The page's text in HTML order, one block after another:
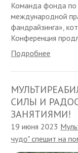
Команда фонда по
международной
фандрайзинга»,
Конференция
Подробнее
СИЛЫ И
ЗАНЯТИЯМИ!
19 июня 2023
чудо" спешит на